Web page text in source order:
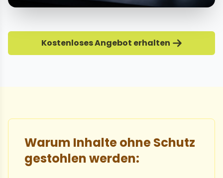
Kostenloses Angebot erhalten
Warum Inhalte ohne Schutz
gestohlen werden: